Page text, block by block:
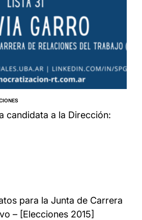
candidata a la Dirección:
para la Junta de Carrera
– [Elecciones 2015]